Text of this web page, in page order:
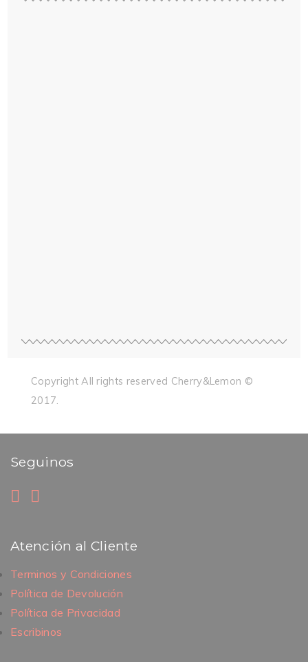
Copyright All rights reserved Cherry&Lemon ©
2017.
Seguinos
Atención al Cliente
Terminos y Condiciones
Política de Devolución
Política de Privacidad
Escribinos